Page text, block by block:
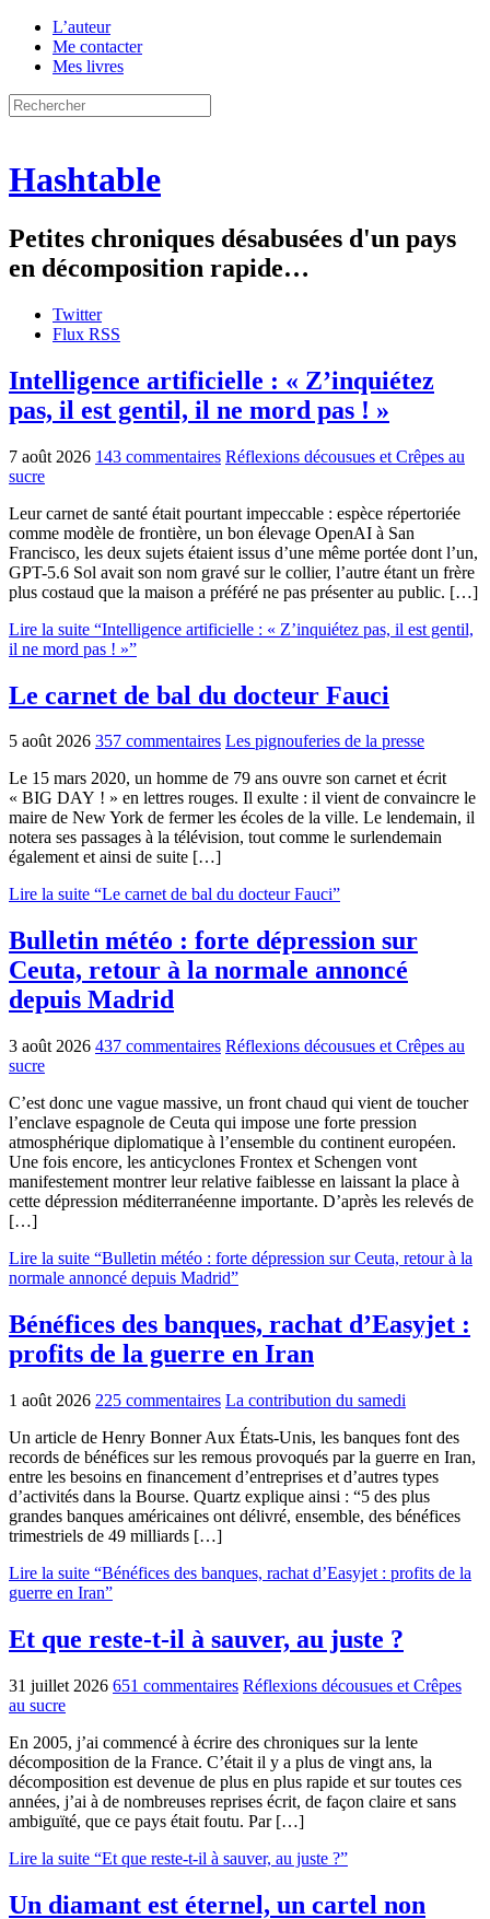
L’auteur
Me contacter
Mes livres
Hashtable
Petites chroniques désabusées d'un pays
en décomposition rapide…
Twitter
Flux RSS
Intelligence artificielle : « Z’inquiétez
pas, il est gentil, il ne mord pas ! »
7 août 2026 143 commentaires Réflexions décousues et Crêpes au
sucre
Leur carnet de santé était pourtant impeccable : espèce répertoriée
comme modèle de frontière, un bon élevage OpenAI à San
Francisco, les deux sujets étaient issus d’une même portée dont l’un,
GPT-5.6 Sol avait son nom gravé sur le collier, l’autre étant un frère
plus costaud que la maison a préféré ne pas présenter au public. […]
Lire la suite “Intelligence artificielle : « Z’inquiétez pas, il est gentil,
il ne mord pas ! »”
Le carnet de bal du docteur Fauci
5 août 2026 357 commentaires Les pignouferies de la presse
Le 15 mars 2020, un homme de 79 ans ouvre son carnet et écrit
« BIG DAY ! » en lettres rouges. Il exulte : il vient de convaincre le
maire de New York de fermer les écoles de la ville. Le lendemain, il
notera ses passages à la télévision, tout comme le surlendemain
également et ainsi de suite […]
Lire la suite “Le carnet de bal du docteur Fauci”
Bulletin météo : forte dépression sur
Ceuta, retour à la normale annoncé
depuis Madrid
3 août 2026 437 commentaires Réflexions décousues et Crêpes au
sucre
C’est donc une vague massive, un front chaud qui vient de toucher
l’enclave espagnole de Ceuta qui impose une forte pression
atmosphérique diplomatique à l’ensemble du continent européen.
Une fois encore, les anticyclones Frontex et Schengen vont
manifestement montrer leur relative faiblesse en laissant la place à
cette dépression méditerranéenne importante. D’après les relevés de
[…]
Lire la suite “Bulletin météo : forte dépression sur Ceuta, retour à la
normale annoncé depuis Madrid”
Bénéfices des banques, rachat d’Easyjet :
profits de la guerre en Iran
1 août 2026 225 commentaires La contribution du samedi
Un article de Henry Bonner Aux États-Unis, les banques font des
records de bénéfices sur les remous provoqués par la guerre en Iran,
entre les besoins en financement d’entreprises et d’autres types
d’activités dans la Bourse. Quartz explique ainsi : “5 des plus
grandes banques américaines ont délivré, ensemble, des bénéfices
trimestriels de 49 milliards […]
Lire la suite “Bénéfices des banques, rachat d’Easyjet : profits de la
guerre en Iran”
Et que reste-t-il à sauver, au juste ?
31 juillet 2026 651 commentaires Réflexions décousues et Crêpes
au sucre
En 2005, j’ai commencé à écrire des chroniques sur la lente
décomposition de la France. C’était il y a plus de vingt ans, la
décomposition est devenue de plus en plus rapide et sur toutes ces
années, j’ai à de nombreuses reprises écrit, de façon claire et sans
ambiguïté, que ce pays était foutu. Par […]
Lire la suite “Et que reste-t-il à sauver, au juste ?”
Un diamant est éternel, un cartel non